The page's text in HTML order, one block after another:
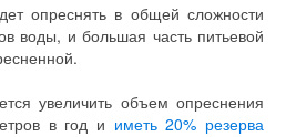
опреснять в общей сложности
воды, и большая часть питьевой
увеличить объем опреснения
в год и иметь 20% резерва